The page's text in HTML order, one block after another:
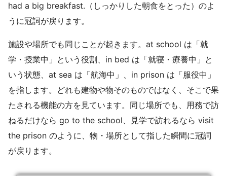
had a big breakfast.（しっかりした朝食をとった）のよ
うに冠詞が戻ります。
施設や場所でも同じことが起きます。at school は「就
学・授業中」という役割、in bed は「就寝・療養中」と
いう状態、at sea は「航海中」、in prison は「服役中」
を指します。どれも建物や物そのものではなく、そこで果
たされる機能の方を見ています。同じ場所でも、用務で訪
ねるだけなら go to the school、見学で訪れるなら visit
the prison のように、物・場所として指した瞬間に冠詞
が戻ります。